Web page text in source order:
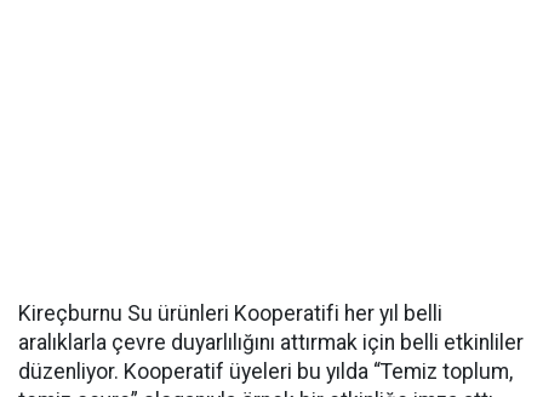
Kireçburnu Su ürünleri Kooperatifi her yıl belli
aralıklarla çevre duyarlılığını attırmak için belli etkinliler
düzenliyor. Kooperatif üyeleri bu yılda “Temiz toplum,